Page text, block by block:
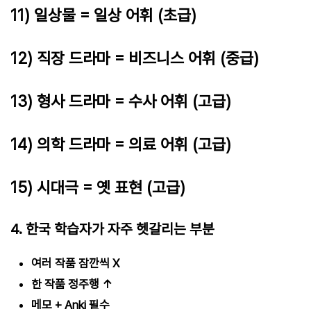
11) 일상물 = 일상 어휘 (초급)
12) 직장 드라마 = 비즈니스 어휘 (중급)
13) 형사 드라마 = 수사 어휘 (고급)
14) 의학 드라마 = 의료 어휘 (고급)
15) 시대극 = 옛 표현 (고급)
4. 한국 학습자가 자주 헷갈리는 부분
여러 작품 잠깐씩 X
한 작품 정주행 ↑
메모 + Anki 필수